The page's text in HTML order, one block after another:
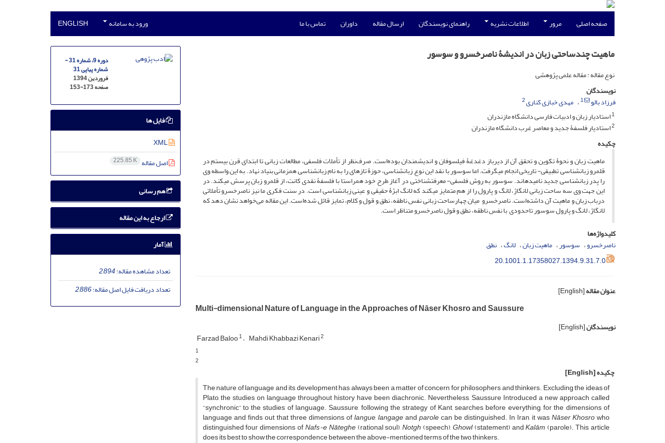
صفحه اصلی مرور اطلاعات نشریه راهنمای نویسندگان ارسال مقاله داوران تماس با ما ورود به سامانه ENGLISH
ماهیت چندساحتی زبان در اندیشۀ ناصرخسرو و سوسور
نوع مقاله : مقاله علمی پژوهشی
نویسندگان
فرزاد بالو
1 مهدی خبازی کناری2
1استادیار زبان و ادبیات فارسی دانشگاه مازندران
2استادیار فلسفۀ جدید و معاصر غرب دانشگاه مازندران
چکیده
ماهیت زبان و نحوۀ تکوین و تحقق آن از دیرباز دغدغۀ فیلسوفان و اندیشمندان بوده‌است. صرف‌نظر از تأملات فلسفی، مطالعات زبانی تا ابتدای قرن بیستم در
قلمرو زبان­شناسی تطبیقی- تاریخی انجام می­گرفت. اما سوسور با نقد این نوع زبان­شناسی، حوزۀ تازه­ای را به نام زبان­شناسی هم­زمانی بنیاد نهاد. به این واسطه وی
را پدر زبان­شناسی جدید نامیده­اند. سوسور به روش فلسفی- معرفت­شناختی در آغاز طرح خود هم­راستا با فلسفۀ نقدی کانت، از قلمرو زبان پرسش می­کند. در
این جهت وی سه ساحت زبانی لانگاژ، لانگ و پارول را از هم متمایز می­کند که لانگ ابژۀ حقیقی و عینی زبان­شناسی است. در سنت فکری ما نیز ناصرخسرو تأملاتی
درباب زبان و ماهیت آن داشته‌است. ناصرخسرو میان چهارساحت زبانی نفس ناطقه، نطق و قول و کلام، تمایز قائل شده‌است. این مقاله می‌خواهد نشان دهد که
لانگاژ، لانگ و پارول سوسور تاحدودی با نفس ناطقه، نطق و قول ناصرخسرو متناظر است.
کلیدواژه‌ها
ناصرخسرو سوسور ماهیت زبان لانگ نطق
20.1001.1.17358027.1394.9.31.7.0
عنوان مقاله[English]
Multi-dimensional Nature of Language in the Approaches of Nāser Khosro and Saussure
نویسندگان[English]
Farzad Baloo1 Mahdi Khabbazi Kenari2
1
2
چکیده[English]
The nature of language and its development has always been a matter of concern for philosophers and thinkers. Excluding the ideas of
Plato, the studies on language throughout history have been diachronic. Nevertheless, Saussure Introduced a new approach called
“synchronic” to the studies of language. Saussure, following the strategy of Kant, searches before everything, for the dimensions of
language and finds out that three dimensions oflangue,langageandparolecan be distinguished. In Iran, it wasNāser Khosrowho
distinguished four dimensions ofNafs-e Nāteghe(rational soul),Notgh(speech),Ghowl(statement) andKalām(parole). This article
does its best to show the correspondence between the above-mentioned terms of the two thinkers.
دوره 9، شماره 31 -
شماره پیاپی 31
فروردین 1394
صفحه153-173
فایل ها
XML
اصل مقاله 225.85 K
هم رسانی
ارجاع به این مقاله
آمار
تعداد مشاهده مقاله:2,894
تعداد دریافت فایل اصل مقاله:2,886